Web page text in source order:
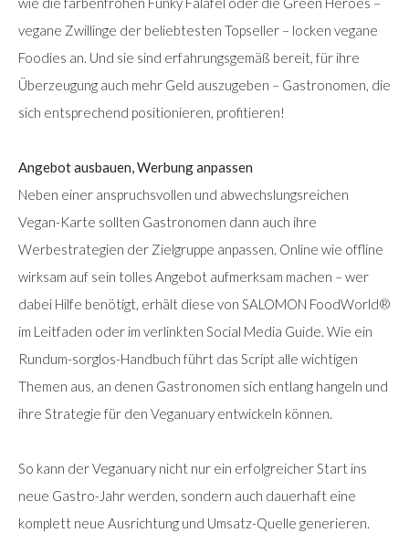
vegane Zwillinge der beliebtesten Topseller – locken vegane
Foodies an. Und sie sind erfahrungsgemäß bereit, für ihre
Überzeugung auch mehr Geld auszugeben – Gastronomen, die
sich entsprechend positionieren, profitieren!
Angebot ausbauen, Werbung anpassen
Neben einer anspruchsvollen und abwechslungsreichen
Vegan-Karte sollten Gastronomen dann auch ihre
Werbestrategien der Zielgruppe anpassen. Online wie offline
wirksam auf sein tolles Angebot aufmerksam machen – wer
dabei Hilfe benötigt, erhält diese von SALOMON FoodWorld®
im Leitfaden oder im verlinkten Social Media Guide. Wie ein
Rundum-sorglos-Handbuch führt das Script alle wichtigen
Themen aus, an denen Gastronomen sich entlang hangeln und
ihre Strategie für den Veganuary entwickeln können.
So kann der Veganuary nicht nur ein erfolgreicher Start ins
neue Gastro-Jahr werden, sondern auch dauerhaft eine
komplett neue Ausrichtung und Umsatz-Quelle generieren.